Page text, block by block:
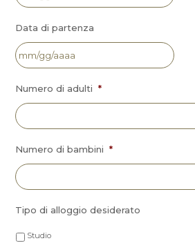
Data di partenza
Numero di adulti *
Numero di bambini *
Tipo di alloggio desiderato
Studio